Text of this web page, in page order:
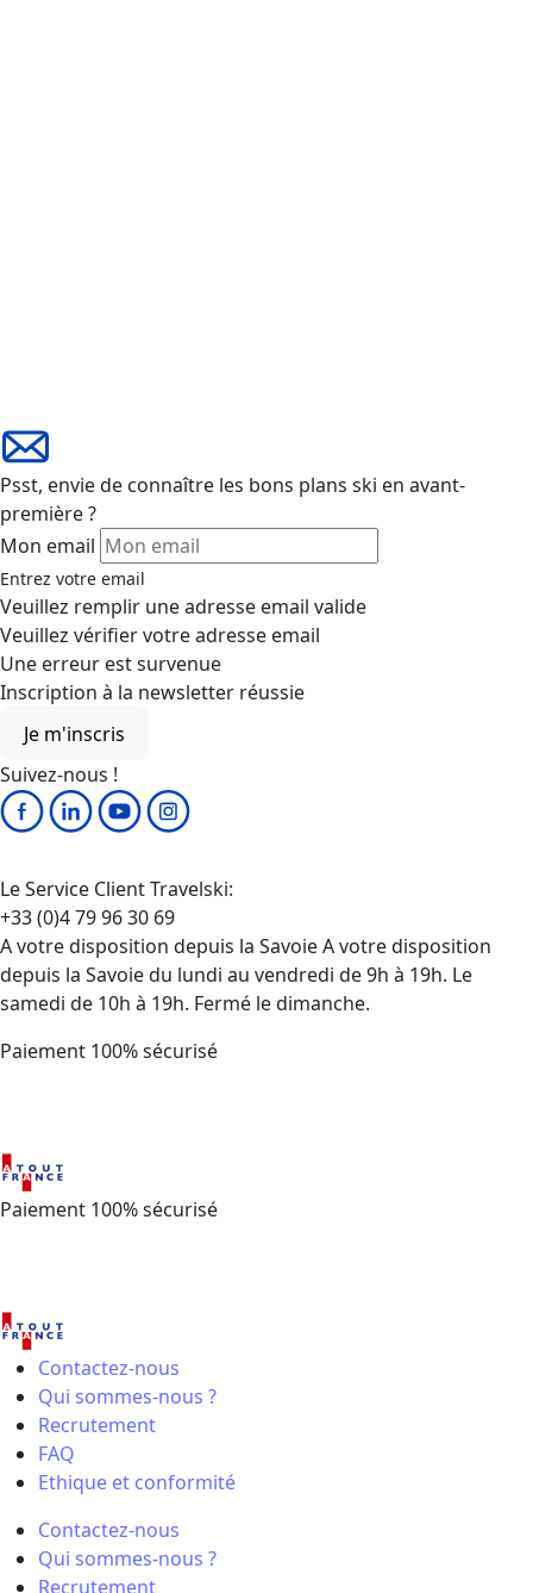
première ?
Mon email
Entrez votre email
Veuillez remplir une adresse email valide
Veuillez vérifier votre adresse email
Une erreur est survenue
Inscription à la newsletter réussie
Je m'inscris
Suivez-nous !
Le Service Client Travelski:
+33 (0)4 79 96 30 69
depuis la Savoie du lundi au vendredi de 9h à 19h. Le
samedi de 10h à 19h. Fermé le dimanche.
Paiement 100% sécurisé
Recrutement
FAQ
Ethique et conformité
Contactez-nous
Qui sommes-nous ?
Recrutement
FAQ
Ethique et conformité